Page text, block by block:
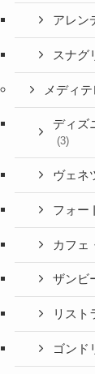
アレン
スナグ
メディ
ディズ
(3)
ヴェネ
フォー
カフェ
ザンビ
リスト
ゴンド